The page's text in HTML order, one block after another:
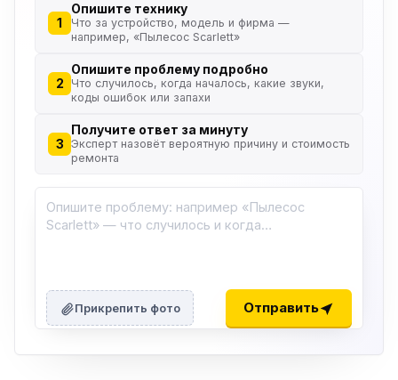
1
Опишите технику
Что за устройство, модель и фирма —
например, «Пылесос Scarlett»
2
Опишите проблему подробно
Что случилось, когда началось, какие звуки,
коды ошибок или запахи
3
Получите ответ за минуту
Эксперт назовёт вероятную причину и стоимость
ремонта
Прикрепить фото Отправить